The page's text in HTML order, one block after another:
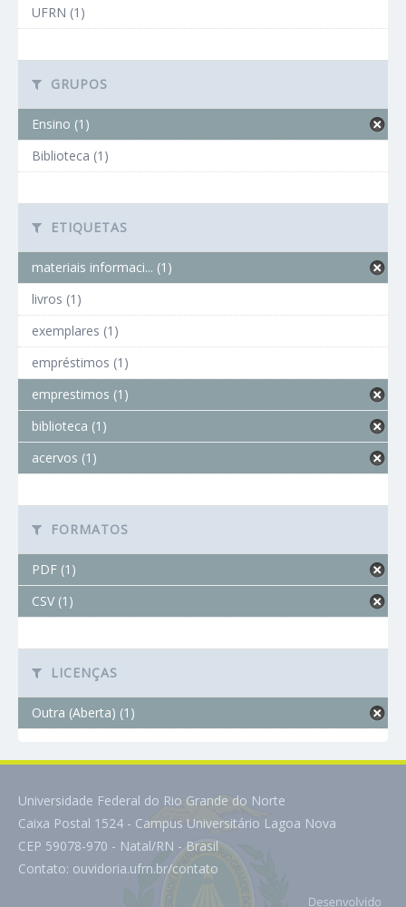
UFRN (1)
GRUPOS
Ensino (1)
Biblioteca (1)
ETIQUETAS
materiais informaci... (1)
livros (1)
exemplares (1)
empréstimos (1)
emprestimos (1)
biblioteca (1)
acervos (1)
FORMATOS
PDF (1)
CSV (1)
LICENÇAS
Outra (Aberta) (1)
Universidade Federal do Rio Grande do Norte
Caixa Postal 1524 - Campus Universitário Lagoa Nova
CEP 59078-970 - Natal/RN - Brasil
Contato: ouvidoria.ufrn.br/contato